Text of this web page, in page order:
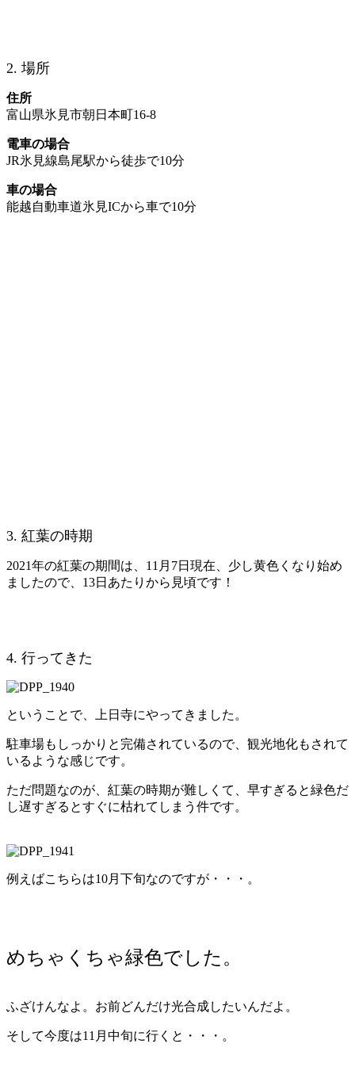
2. 場所
住所
富山県氷見市朝日本町16-8
電車の場合
JR氷見線島尾駅から徒歩で10分
車の場合
能越自動車道氷見ICから車で10分
3. 紅葉の時期
2021年の紅葉の期間は、11月7日現在、少し黄色くなり始め
ましたので、13日あたりから見頃です！
4. 行ってきた
ということで、上日寺にやってきました。
駐車場もしっかりと完備されているので、観光地化もされて
いるような感じです。
ただ問題なのが、紅葉の時期が難しくて、早すぎると緑色だ
し遅すぎるとすぐに枯れてしまう件です。
例えばこちらは10月下旬なのですが・・・。
めちゃくちゃ緑色でした。
ふざけんなよ。お前どんだけ光合成したいんだよ。
そして今度は11月中旬に行くと・・・。